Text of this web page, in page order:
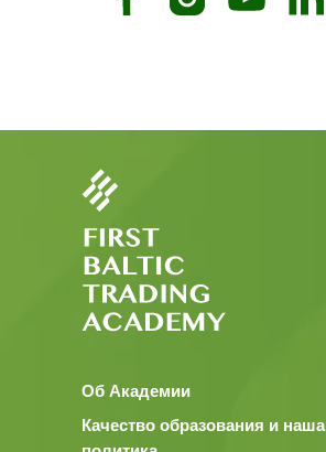
Об Академии
Качество образования и наша